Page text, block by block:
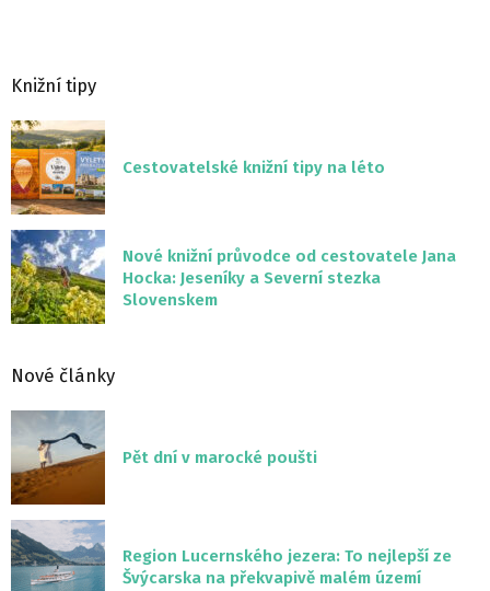
Knižní tipy
Cestovatelské knižní tipy na léto
Nové knižní průvodce od cestovatele Jana
Hocka: Jeseníky a Severní stezka
Slovenskem
Nové články
Pět dní v marocké poušti
Region Lucernského jezera: To nejlepší ze
Švýcarska na překvapivě malém území